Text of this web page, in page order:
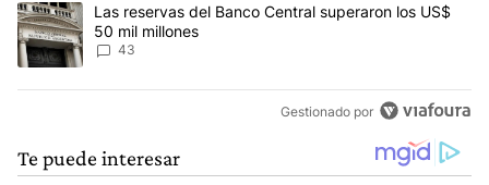
Un artículo de tendencia con el título "Las reservas del Banco
Las reservas del Banco Central superaron los US$
50 mil millones
43
Gestionado por